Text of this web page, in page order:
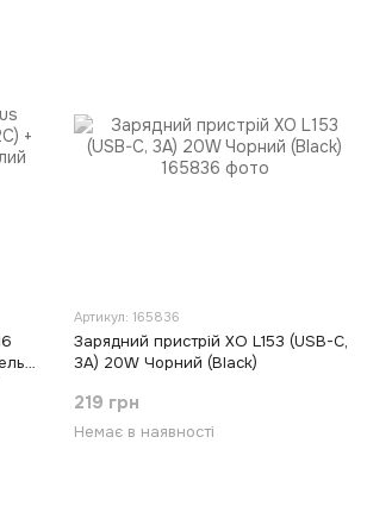
Артикул: 165836
Зарядний пристрій XO L153 (USB-С,
3A) 20W Чорний (Black)
219 грн
Немає в наявності